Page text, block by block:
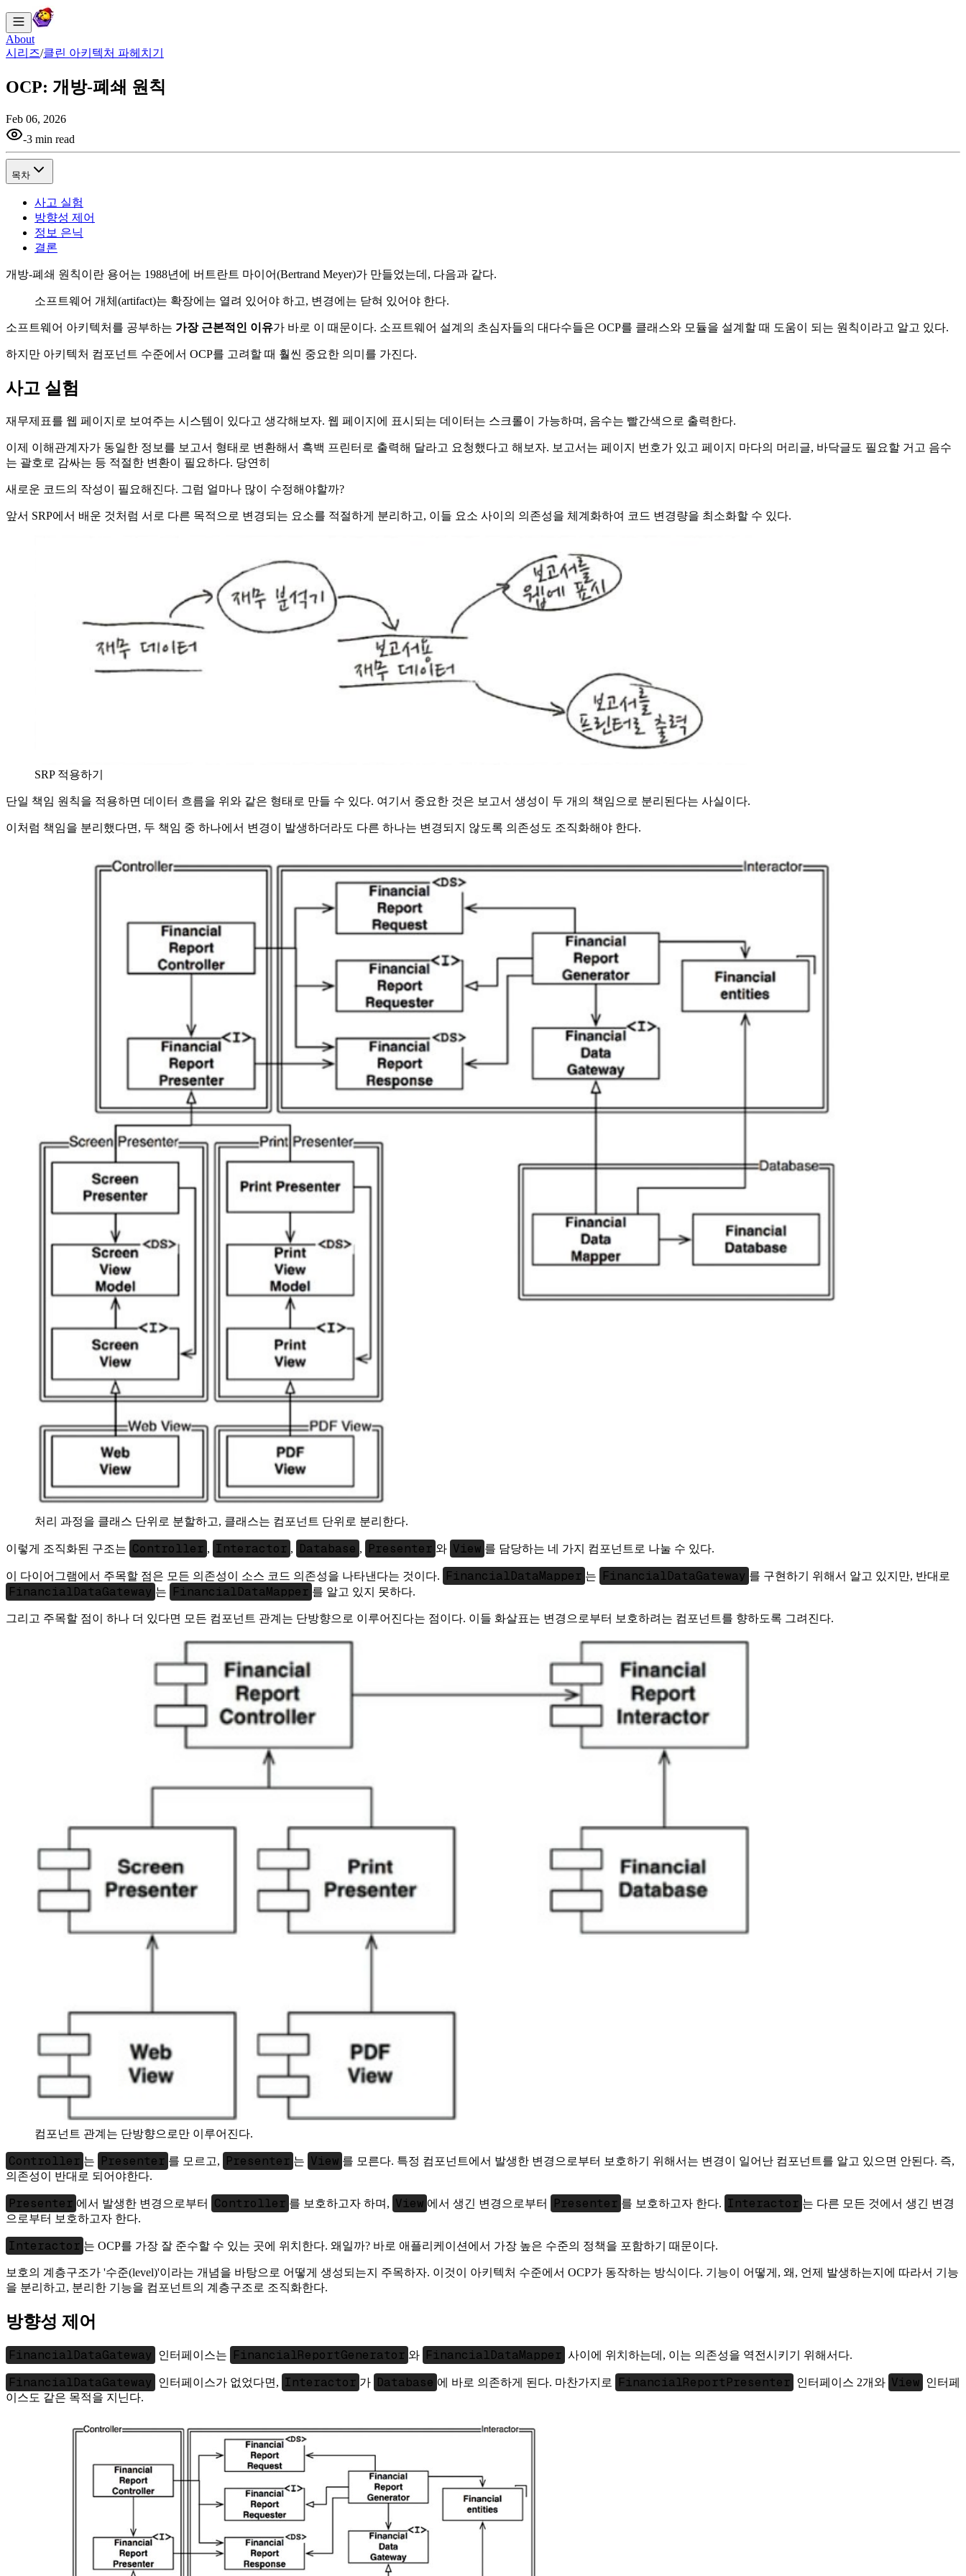
About
시리즈/클린 아키텍처 파헤치기
OCP: 개방-폐쇄 원칙
Feb 06, 2026
-3 min read
목차
사고 실험
방향성 제어
정보 은닉
결론
개방-폐쇄 원칙이란 용어는 1988년에 버트란트 마이어(Bertrand Meyer)가 만들었는데, 다음과 같다.
소프트웨어 개체(artifact)는 확장에는 열려 있어야 하고, 변경에는 닫혀 있어야 한다.
소프트웨어 아키텍처를 공부하는 가장 근본적인 이유가 바로 이 때문이다. 소프트웨어 설계의 초심자들의 대다수들은 OCP를 클래스와 모듈을 설계할 때 도움이 되는 원칙이라고 알고 있다.
하지만 아키텍처 컴포넌트 수준에서 OCP를 고려할 때 훨씬 중요한 의미를 가진다.
사고 실험
재무제표를 웹 페이지로 보여주는 시스템이 있다고 생각해보자. 웹 페이지에 표시되는 데이터는 스크롤이 가능하며, 음수는 빨간색으로 출력한다.
이제 이해관계자가 동일한 정보를 보고서 형태로 변환해서 흑백 프린터로 출력해 달라고 요청했다고 해보자. 보고서는 페이지 번호가 있고 페이지 마다의 머리글, 바닥글도 필요할 거고 음수
는 괄호로 감싸는 등 적절한 변환이 필요하다. 당연히
새로운 코드의 작성이 필요해진다. 그럼 얼마나 많이 수정해야할까?
앞서 SRP에서 배운 것처럼 서로 다른 목적으로 변경되는 요소를 적절하게 분리하고, 이들 요소 사이의 의존성을 체계화하여 코드 변경량을 최소화할 수 있다.
SRP 적용하기
단일 책임 원칙을 적용하면 데이터 흐름을 위와 같은 형태로 만들 수 있다. 여기서 중요한 것은 보고서 생성이 두 개의 책임으로 분리된다는 사실이다.
이처럼 책임을 분리했다면, 두 책임 중 하나에서 변경이 발생하더라도 다른 하나는 변경되지 않도록 의존성도 조직화해야 한다.
처리 과정을 클래스 단위로 분할하고, 클래스는 컴포넌트 단위로 분리한다.
이렇게 조직화된 구조는 Controller , Interactor , Database , Presenter 와 View 를 담당하는 네 가지 컴포넌트로 나눌 수 있다.
이 다이어그램에서 주목할 점은 모든 의존성이 소스 코드 의존성을 나타낸다는 것이다. FinancialDataMapper 는 FinancialDataGateway 를 구현하기 위해서 알고 있지만, 반대로
FinancialDataGateway 는 FinancialDataMapper 를 알고 있지 못하다.
그리고 주목할 점이 하나 더 있다면 모든 컴포넌트 관계는 단방향으로 이루어진다는 점이다. 이들 화살표는 변경으로부터 보호하려는 컴포넌트를 향하도록 그려진다.
컴포넌트 관계는 단방향으로만 이루어진다.
Controller 는 Presenter 를 모르고, Presenter 는 View 를 모른다. 특정 컴포넌트에서 발생한 변경으로부터 보호하기 위해서는 변경이 일어난 컴포넌트를 알고 있으면 안된다. 즉,
의존성이 반대로 되어야한다.
Presenter 에서 발생한 변경으로부터 Controller 를 보호하고자 하며, View 에서 생긴 변경으로부터 Presenter 를 보호하고자 한다. Interactor 는 다른 모든 것에서 생긴 변경
으로부터 보호하고자 한다.
Interactor 는 OCP를 가장 잘 준수할 수 있는 곳에 위치한다. 왜일까? 바로 애플리케이션에서 가장 높은 수준의 정책을 포함하기 때문이다.
보호의 계층구조가 '수준(level)'이라는 개념을 바탕으로 어떻게 생성되는지 주목하자. 이것이 아키텍처 수준에서 OCP가 동작하는 방식이다. 기능이 어떻게, 왜, 언제 발생하는지에 따라서 기능
을 분리하고, 분리한 기능을 컴포넌트의 계층구조로 조직화한다.
방향성 제어
FinancialDataGateway 인터페이스는 FinancialReportGenerator 와 FinancialDataMapper 사이에 위치하는데, 이는 의존성을 역전시키기 위해서다.
FinancialDataGateway 인터페이스가 없었다면, Interactor 가 Database 에 바로 의존하게 된다. 마찬가지로 FinancialReportPresenter 인터페이스 2개와 View 인터페
이스도 같은 목적을 지닌다.